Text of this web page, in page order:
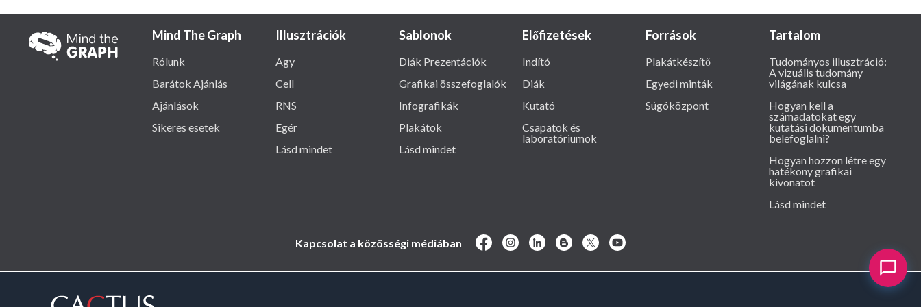
Mind The Graph
Rólunk
Barátok Ajánlás
Ajánlások
Sikeres esetek
Illusztrációk
Agy
Cell
RNS
Egér
Lásd mindet
Sablonok
Diák Prezentációk
Grafikai összefoglalók
Infografikák
Plakátok
Lásd mindet
Előfizetések
Indító
Diák
Kutató
Csapatok és
laboratóriumok
Források
Plakátkészítő
Egyedi minták
Súgóközpont
Tartalom
Tudományos illusztráció:
A vizuális tudomány
világának kulcsa
Hogyan kell a
számadatokat egy
kutatási dokumentumba
belefoglalni?
Hogyan hozzon létre egy
hatékony grafikai
kivonatot
Lásd mindet
Kapcsolat a közösségi médiában